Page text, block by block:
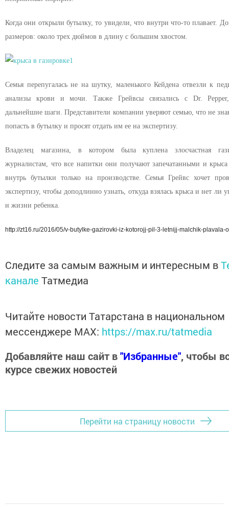
Когда они открыли бутылку, то увидели, что внутри что-то плавает.
размеров: около трех дюймов в длину с большим хвостом.
Семья перепугалась не на шутку, маленького Кейдена отвезли к
анализы крови и мочи. Также Грейвсы связались с Dr.
дальнейшие шаги. Представители компании уверяют семью, что не
попасть в бутылку и просят отдать им ее на экспертизу.
Владелец магазина, в котором была куплена злосчастная
журналистам, что все напитки они получают запечатанными и
внутрь бутылки только на производстве. Семья Грейвс хочет
экспертизу, чтобы доподлинно узнать, откуда взялась крыса и нет ли
и жизни ребенка.
http://zt16.ru/2016/05/v-butylke-gazirovki-iz-kotorojj-pil-3-letnijj-malchik-plavala-
Следите за самым важным и интересным в
канале Татмедиа
Читайте новости Татарстана в национальном
мессенджере MАХ: https://max.ru/tatmedia
Добавляйте наш сайт в"Избранные", чтобы
курсе свежих новостей
Перейти на страницу новости